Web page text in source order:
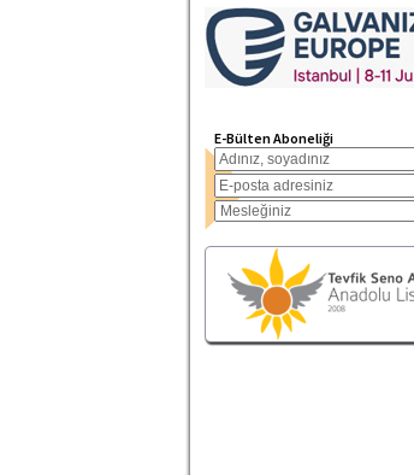
E-Bülten Aboneliği